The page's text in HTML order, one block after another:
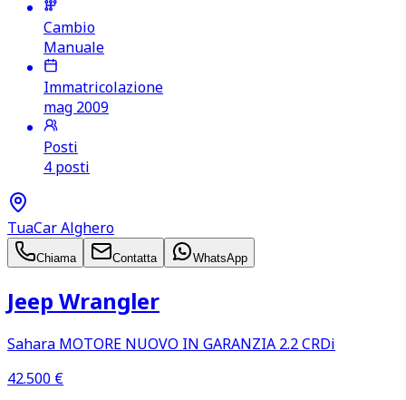
Cambio
Manuale
Immatricolazione
mag 2009
Posti
4 posti
TuaCar Alghero
Chiama Contatta WhatsApp
Jeep Wrangler
Sahara MOTORE NUOVO IN GARANZIA 2.2 CRDi
42.500 €